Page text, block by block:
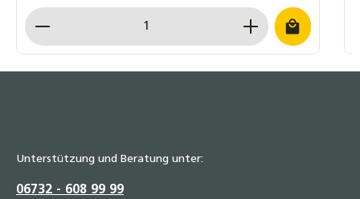
Produkt Anzahl: Gib den gewünschten Wert
Unterstützung und Beratung unter:
06732 - 608 99 99